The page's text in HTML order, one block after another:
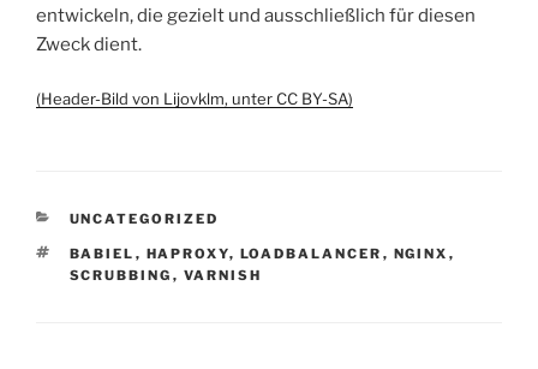
entwickeln, die gezielt und ausschließlich für diesen
Zweck dient.
(Header-Bild von Lijovklm, unter CC BY-SA)
KATEGORIEN
UNCATEGORIZED
SCHLAGWÖRTER
BABIEL , HAPROXY, LOADBALANCER , NGINX ,
SCRUBBING , VARNISH